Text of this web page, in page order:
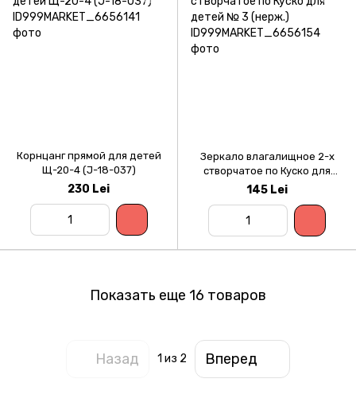
Корнцанг прямой для детей
Щ-20-4 (J-18-037)
230 Lei
Зеркало влагалищное 2-х
створчатое по Куско для
детей № 3 (нерж.)
145 Lei
Показать еще 16 товаров
Назад 1 из 2 Вперед